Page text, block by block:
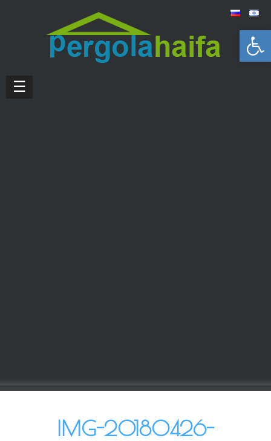
Открыть панель инструментов
☰
IMG-20180426-